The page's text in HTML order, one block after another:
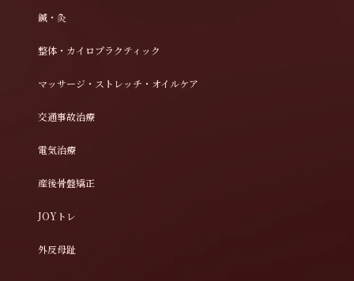
鍼・灸
整体・カイロプラクティック
マッサージ・ストレッチ・オイルケア
交通事故治療
電気治療
産後骨盤矯正
JOYトレ
外反母趾